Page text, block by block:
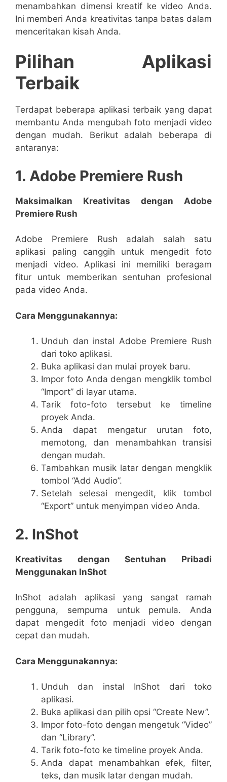
menambahkan dimensi kreatif ke video Anda.
Ini memberi Anda kreativitas tanpa batas dalam
menceritakan kisah Anda.
Pilihan Aplikasi
Terbaik
Terdapat beberapa aplikasi terbaik yang dapat
membantu Anda mengubah foto menjadi video
dengan mudah. Berikut adalah beberapa di
antaranya:
1. Adobe Premiere Rush
Maksimalkan Kreativitas dengan Adobe
Premiere Rush
Adobe Premiere Rush adalah salah satu
aplikasi paling canggih untuk mengedit foto
menjadi video. Aplikasi ini memiliki beragam
fitur untuk memberikan sentuhan profesional
pada video Anda.
Cara Menggunakannya:
Unduh dan instal Adobe Premiere Rush
dari toko aplikasi.
Buka aplikasi dan mulai proyek baru.
Impor foto Anda dengan mengklik tombol
“Import” di layar utama.
Tarik foto-foto tersebut ke timeline
proyek Anda.
Anda dapat mengatur urutan foto,
memotong, dan menambahkan transisi
dengan mudah.
Tambahkan musik latar dengan mengklik
tombol “Add Audio”.
Setelah selesai mengedit, klik tombol
“Export” untuk menyimpan video Anda.
2. InShot
Kreativitas dengan Sentuhan Pribadi
Menggunakan InShot
InShot adalah aplikasi yang sangat ramah
pengguna, sempurna untuk pemula. Anda
dapat mengedit foto menjadi video dengan
cepat dan mudah.
Cara Menggunakannya:
Unduh dan instal InShot dari toko
aplikasi.
Buka aplikasi dan pilih opsi “Create New”.
Impor foto-foto dengan mengetuk “Video”
dan “Library”.
Tarik foto-foto ke timeline proyek Anda.
Anda dapat menambahkan efek, filter,
teks, dan musik latar dengan mudah.